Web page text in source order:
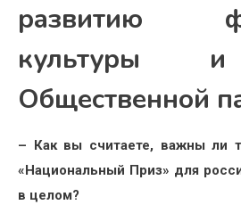
развитию
культуры
Общественной
– Как вы считаете, важны ли
«Национальный Приз» для
в целом?